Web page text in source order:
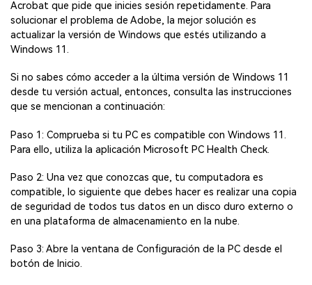
Acrobat que pide que inicies sesión repetidamente. Para
solucionar el problema de Adobe, la mejor solución es
actualizar la versión de Windows que estés utilizando a
Windows 11.
Si no sabes cómo acceder a la última versión de Windows 11
desde tu versión actual, entonces, consulta las instrucciones
que se mencionan a continuación:
Paso 1: Comprueba si tu PC es compatible con Windows 11.
Para ello, utiliza la aplicación Microsoft PC Health Check.
Paso 2: Una vez que conozcas que, tu computadora es
compatible, lo siguiente que debes hacer es realizar una copia
de seguridad de todos tus datos en un disco duro externo o
en una plataforma de almacenamiento en la nube.
Paso 3: Abre la ventana de Configuración de la PC desde el
botón de Inicio.